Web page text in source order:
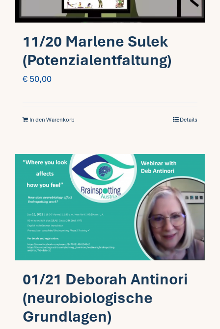
11/20 Marlene Sulek
(Potenzialentfaltung)
€ 50,00
In den Warenkorb Details
01/21 Deborah Antinori
(neurobiologische
Grundlagen)